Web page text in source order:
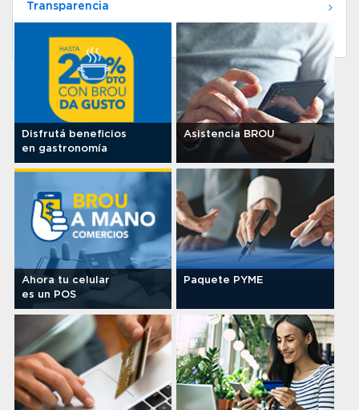
Transparencia
Tu Banco + seguro
Disfrutá beneficios
en gastronomía
Asistencia BROU
Ahora tu celular
es un POS
Paquete PYME